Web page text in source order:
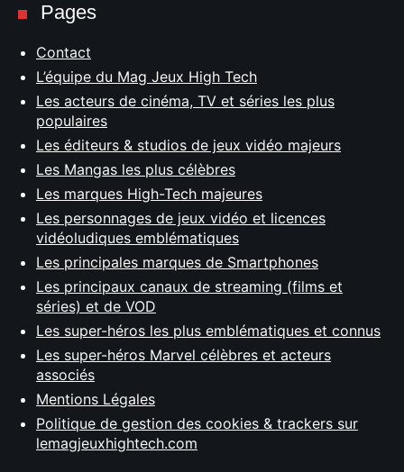
Pages
Contact
L’équipe du Mag Jeux High Tech
Les acteurs de cinéma, TV et séries les plus
populaires
Les éditeurs & studios de jeux vidéo majeurs
Les Mangas les plus célèbres
Les marques High-Tech majeures
Les personnages de jeux vidéo et licences
vidéoludiques emblématiques
Les principales marques de Smartphones
Les principaux canaux de streaming (films et
séries) et de VOD
Les super-héros les plus emblématiques et connus
Les super-héros Marvel célèbres et acteurs
associés
Mentions Légales
Politique de gestion des cookies & trackers sur
lemagjeuxhightech.com